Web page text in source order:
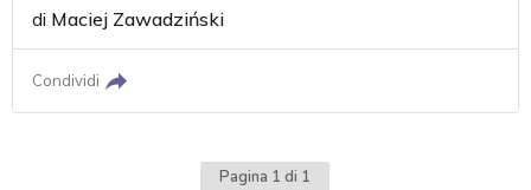
di Maciej Zawadziński
Condividi
Pagina 1 di 1